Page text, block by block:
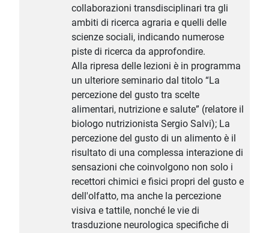
collaborazioni transdisciplinari tra gli
ambiti di ricerca agraria e quelli delle
scienze sociali, indicando numerose
piste di ricerca da approfondire.
Alla ripresa delle lezioni è in programma
un ulteriore seminario dal titolo “La
percezione del gusto tra scelte
alimentari, nutrizione e salute” (relatore il
biologo nutrizionista Sergio Salvi); La
percezione del gusto di un alimento è il
risultato di una complessa interazione di
sensazioni che coinvolgono non solo i
recettori chimici e fisici propri del gusto e
dell'olfatto, ma anche la percezione
visiva e tattile, nonché le vie di
trasduzione neurologica specifiche di